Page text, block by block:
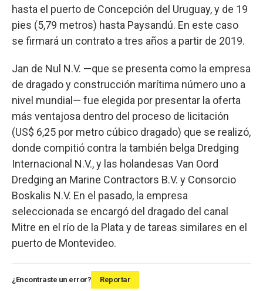
hasta el puerto de Concepción del Uruguay, y de 19
pies (5,79 metros) hasta Paysandú. En este caso
se firmará un contrato a tres años a partir de 2019.
Jan de Nul N.V. —que se presenta como la empresa
de dragado y construcción marítima número uno a
nivel mundial— fue elegida por presentar la oferta
más ventajosa dentro del proceso de licitación
(US$ 6,25 por metro cúbico dragado) que se realizó,
donde compitió contra la también belga Dredging
Internacional N.V., y las holandesas Van Oord
Dredging an Marine Contractors B.V. y Consorcio
Boskalis N.V. En el pasado, la empresa
seleccionada se encargó del dragado del canal
Mitre en el río de la Plata y de tareas similares en el
puerto de Montevideo.
¿Encontraste un error? Reportar